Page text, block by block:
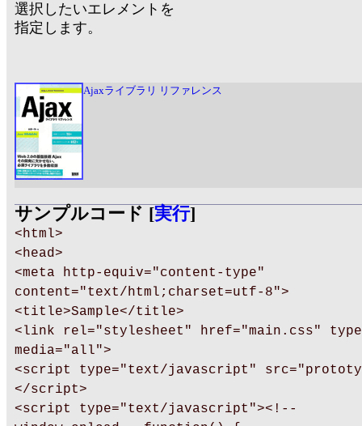
選択したいエレメントを
指定します。
Ajaxライブラリ リファレンス
サンプルコード [実行]
<html>
<head>
<meta http-equiv="content-type"
content="text/html;charset=utf-8">
<title>Sample</title>
<link rel="stylesheet" href="main.css"
media="all">
<script type="text/javascript"
</script>
<script type="text/javascript"><!--